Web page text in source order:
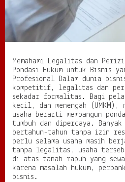
e
r
z
i
a
n
U
s
a
h
a
U
M
K
M
:
P
Memahami Legalitas dan
Pondasi Hukum untuk Bisnis
Profesional Dalam dunia
kompetitif, legalitas dan
sekadar formalitas. Bagi
kecil, dan menengah
usaha berarti membangun
tumbuh dan dipercaya. Banyak
bertahun-tahun tanpa izin
perlu selama usaha masih
tanpa legalitas, usaha
di atas tanah rapuh yang
karena masalah hukum,
bisnis.